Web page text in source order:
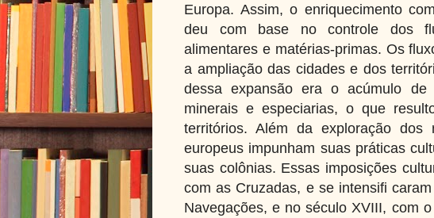
Europa. Assim, o enriquecimento
deu com base no controle dos
alimentares e matérias-primas. Os
a ampliação das cidades e dos
dessa expansão era o acúmulo
minerais e especiarias, o que
territórios. Além da exploração dos
europeus impunham suas práticas
suas colônias. Essas imposições
com as Cruzadas, e se intensifi
Navegações, e no século XVIII, com